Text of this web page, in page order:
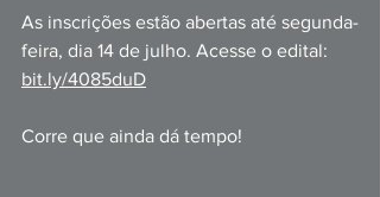
As inscrições estão abertas até segunda-
feira, dia 14 de julho. Acesse o edital:
bit.ly/4085duD
Corre que ainda dá tempo!